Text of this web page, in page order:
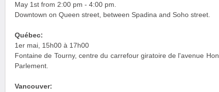
May 1st from 2:00 pm - 4:00 pm.
Downtown on Queen street, between Spadina and Soho street.
Québec:
1er mai, 15h00 à 17h00
Fontaine de Tourny, centre du carrefour giratoire de l'avenue
Parlement.
Vancouver: